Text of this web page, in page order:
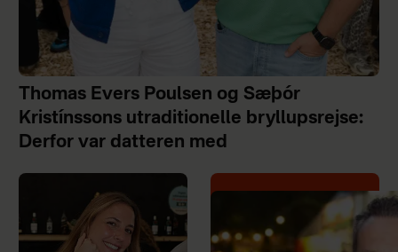
Thomas Evers Poulsen og Sæþór
Kristínssons utraditionelle bryllupsrejse:
Derfor var datteren med